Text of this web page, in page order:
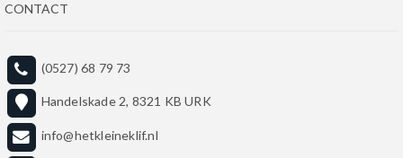
CONTACT
(0527) 68 79 73
Handelskade 2, 8321 KB URK
info@hetkleineklif.nl